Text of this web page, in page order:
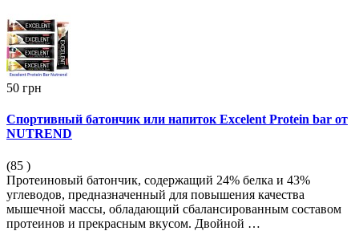
50 грн
Спортивный батончик или напиток Excelent Protein bar от
NUTREND
(85 )
Протеиновый батончик, содержащий 24% белка и 43%
углеводов, предназначенный для повышения качества
мышечной массы, обладающий сбалансированным составом
протеинов и прекрасным вкусом. Двойной …